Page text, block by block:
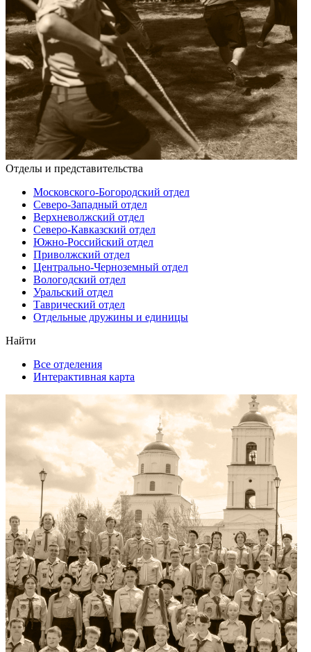
Отделы и представительства
Московского-Богородский отдел
Северо-Западный отдел
Верхневолжский отдел
Северо-Кавказский отдел
Южно-Российский отдел
Приволжский отдел
Центрально-Черноземный отдел
Вологодский отдел
Уральский отдел
Таврический отдел
Отдельные дружины и единицы
Найти
Все отделения
Интерактивная карта